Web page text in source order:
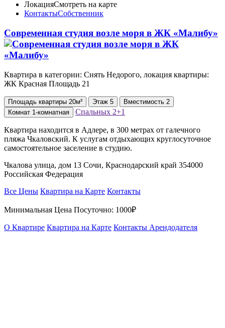
ЛокацияСмотреть на карте
КонтактыСобственник
Современная студия возле моря в ЖК «Малибу»
Квартира в категории: Снять Недорого, локация квартиры:
ЖК Красная Площадь 21
Площадь квартиры 20м² Этаж 5 Вместимость 2
Комнат 1-комнатная Спальных 2+1
Квартира находится в Адлере, в 300 метрах от галечного
пляжа Чкаловский. К услугам отдыхающих круглосуточное
самостоятельное заселение в студию.
Чкалова улица, дом 13 Сочи, Краснодарский край 354000
Российская Федерация
Все Цены Квартира на Карте Контакты
Минимальная Цена Посуточно: 1000₽
О Квартире Квартира на Карте Контакты Арендодателя